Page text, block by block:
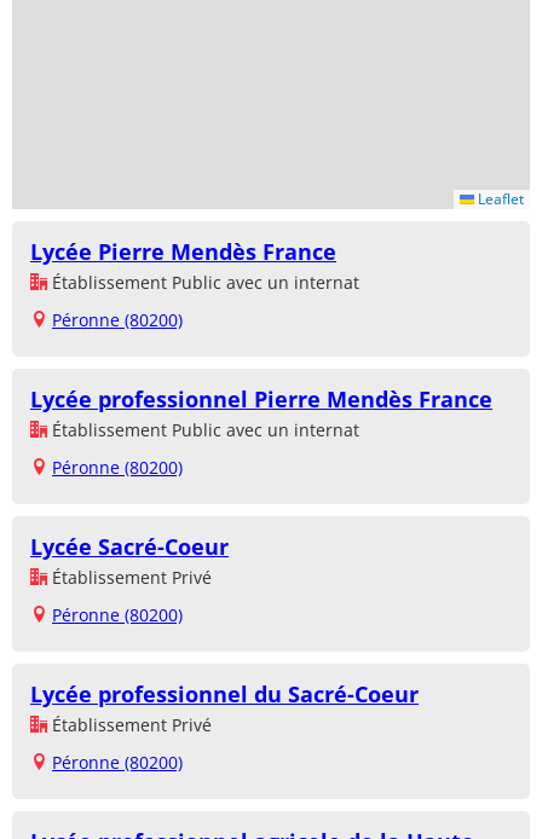
Leaflet
Lycée Pierre Mendès France
Établissement Public avec un internat
Péronne (80200)
Lycée professionnel Pierre Mendès France
Établissement Public avec un internat
Péronne (80200)
Lycée Sacré-Coeur
Établissement Privé
Péronne (80200)
Lycée professionnel du Sacré-Coeur
Établissement Privé
Péronne (80200)